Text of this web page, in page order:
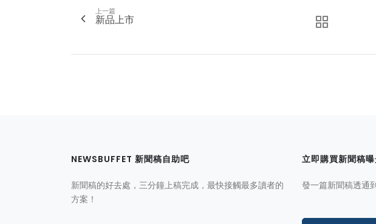
上一篇
新品上市
NEWSBUFFET 新聞稿自助吧
新聞稿的好去處，三分鐘上稿完成，最快接觸最多讀者的
方案！
立即購買新聞稿
發一篇新聞稿透通